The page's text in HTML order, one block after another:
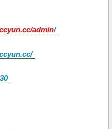
admin/